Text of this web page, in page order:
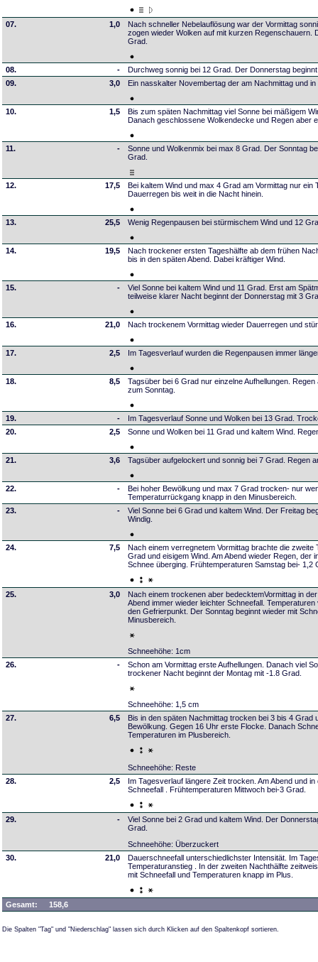
07. 1,0
Nach schneller Nebelauflösung war der Vormittag
zogen wieder Wolken auf mit kurzen Regenschauern.
Grad.
08. -
Durchweg sonnig bei 12 Grad. Der Donnerstag
09.
3,0 Ein nasskalter Novembertag der am Nachmittag und
10. 1,5
Bis zum späten Nachmittag viel Sonne bei mäßigem
Danach geschlossene Wolkendecke und Regen aber
11. -
Sonne und Wolkenmix bei max 8 Grad. Der Sonntag
Grad.
12. 17,5
Bei kaltem Wind und max 4 Grad am Vormittag nur ein
Dauerregen bis weit in die Nacht hinein.
13. 25,5 Wenig Regenpausen bei stürmischem Wind und 12
14. 19,5
Nach trockener ersten Tageshälfte ab dem frühen
bis in den späten Abend. Dabei kräftiger Wind.
15. -
Viel Sonne bei kaltem Wind und 11 Grad. Erst am
teilweise klarer Nacht beginnt der Donnerstag mit 3
16. 21,0 Nach trockenem Vormittag wieder Dauerregen und
17. 2,5 Im Tagesverlauf wurden die Regenpausen immer
18. 8,5
Tagsüber bei 6 Grad nur einzelne Aufhellungen.
zum Sonntag.
19. -
Im Tagesverlauf Sonne und Wolken bei 13 Grad.
20.
2,5 Sonne und Wolken bei 11 Grad und kaltem Wind.
21. 3,6 Tagsüber aufgelockert und sonnig bei 7 Grad. Regen
22. -
Bei hoher Bewölkung und max 7 Grad trocken- nur
Temperaturrückgang knapp in den Minusbereich.
23.
-
Viel Sonne bei 6 Grad und kaltem Wind. Der Freitag
Windig.
24. 7,5
Nach einem verregnetem Vormittag brachte die zweite
Grad und eisigem Wind. Am Abend wieder Regen, der
Schnee überging. Frühtemperaturen Samstag bei- 1,2
25. 3,0
Nach einem trockenen aber bedecktemVormittag in
Abend immer wieder leichter Schneefall.
den Gefrierpunkt. Der Sonntag beginnt wieder mit
Minusbereich.
Schneehöhe: 1cm
26.
-
Schon am Vormittag erste Aufhellungen. Danach viel
trockener Nacht beginnt der Montag mit -1.8 Grad.
Schneehöhe: 1,5 cm
27.
6,5
Bis in den späten Nachmittag trocken bei 3 bis 4 Grad
Bewölkung. Gegen 16 Uhr erste Flocke. Danach
Temperaturen im Plusbereich.
Schneehöhe: Reste
28.
2,5
Im Tagesverlauf längere Zeit trocken. Am Abend und
Schneefall . Frühtemperaturen Mittwoch bei-3 Grad.
29. -
Viel Sonne bei 2 Grad und kaltem Wind. Der
Grad.
Schneehöhe: Überzuckert
30.
21,0
Dauerschneefall unterschiedlichster Intensität. Im
Temperaturanstieg . In der zweiten Nachthälfte
mit Schneefall und Temperaturen knapp im Plus.
Gesamt: 158,6
Die Spalten "Tag" und "Niederschlag" lassen sich durch Klicken auf den Spaltenkopf sortieren.